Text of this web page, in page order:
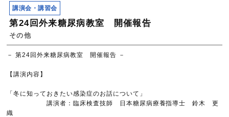
講演会・講習会
第24回外来糖尿病教室 開催報告
その他
－ 第24回外来糖尿病教室 開催報告 －
【講演内容】
「冬に知っておきたい感染症のお話について」
講演者：臨床検査技師 日本糖尿病療養指導士 鈴木 更
織